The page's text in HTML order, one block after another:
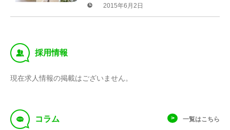
ジネスアロマ～」を開催
2015年6月2日
‰ 採用情報
現在求人情報の掲載はございません。
f コラム 一覧はこちら